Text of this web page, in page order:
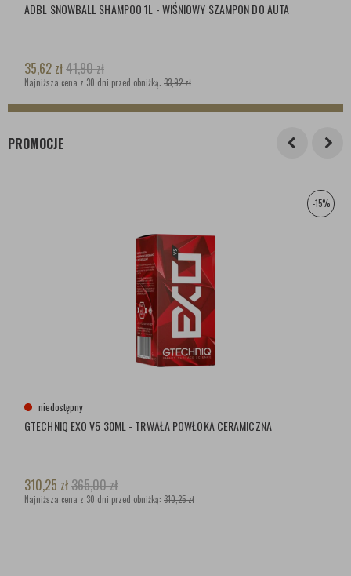
ADBL SNOWBALL SHAMPOO 1L - WIŚNIOWY SZAMPON DO AUTA
35,62 zł41,90zł
Najniższa cena z 30 dni przed obniżką: 33,92 zł
PROMOCJE
-15%
niedostępny
GTECHNIQ EXO V5 30ML - TRWAŁA POWŁOKA CERAMICZNA
310,25 zł365,00zł
Najniższa cena z 30 dni przed obniżką: 310,25 zł